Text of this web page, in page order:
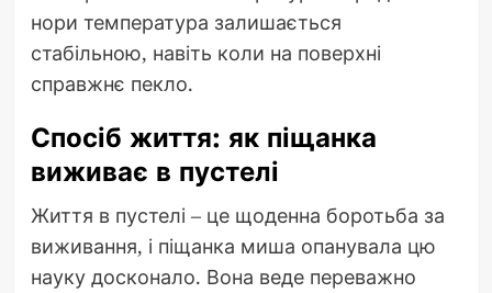
нори температура залишається
стабільною, навіть коли на поверхні
справжнє пекло.
Спосіб життя: як піщанка
виживає в пустелі
Життя в пустелі – це щоденна боротьба за
виживання, і піщанка миша опанувала цю
науку досконало. Вона веде переважно